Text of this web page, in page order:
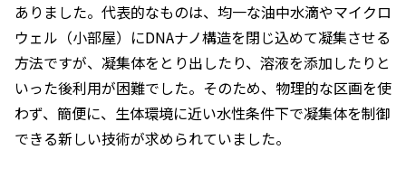
ありました。代表的なものは、均一な油中水滴やマイクロ
ウェル（小部屋）にDNAナノ構造を閉じ込めて凝集させる
方法ですが、凝集体をとり出したり、溶液を添加したりと
いった後利用が困難でした。そのため、物理的な区画を使
わず、簡便に、生体環境に近い水性条件下で凝集体を制御
できる新しい技術が求められていました。